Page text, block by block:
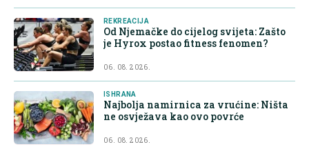
REKREACIJA
Od Njemačke do cijelog svijeta: Zašto
je Hyrox postao fitness fenomen?
06. 08. 2026.
ISHRANA
Najbolja namirnica za vrućine: Ništa
ne osvježava kao ovo povrće
06. 08. 2026.